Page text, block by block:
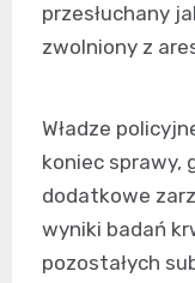
przesłuchany
zwolniony z
Władze
koniec sprawy,
dodatkowe
wyniki badań
pozostałych